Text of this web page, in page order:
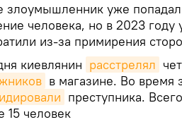
злоумышленник уже
человека, но в 2023 году
из-за примирения
киевлянин расстрелял
в магазине. Во время
преступника.
15 человек